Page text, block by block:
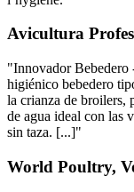
Avicultura
"Innovador Bebedero
higiénico bebedero
la crianza de broilers,
de agua ideal con las
sin taza. [...]"
World Poultry,